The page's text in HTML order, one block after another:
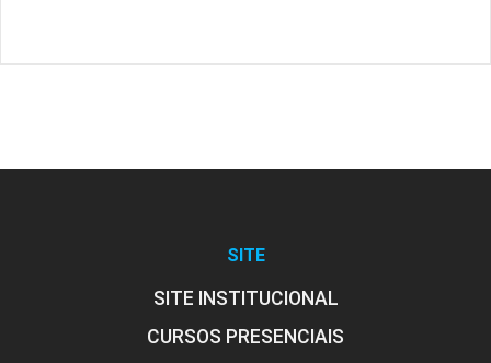
SITE
SITE INSTITUCIONAL
CURSOS PRESENCIAIS